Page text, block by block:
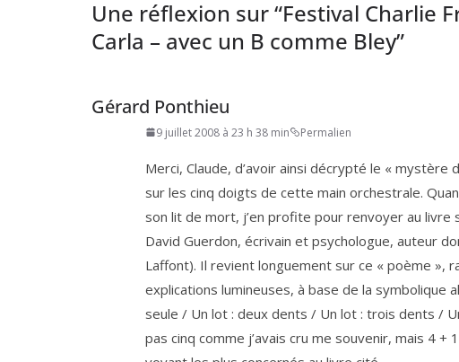
Une réflexion sur “Festival Charlie
Carla – avec un B comme Bley”
Gérard Ponthieu
9 juillet 2008 à 23 h 38 min Permalien
Merci, Claude, d’a­voir ain­si décryp­té le «
sur les cinq doigts de cette main orches­trale.
son lit de mort, j’en pro­fite pour ren­voyer au livre
David Guerdon, écri­vain et psy­cho­logue, auteur
Laffont). Il revient lon­gue­ment sur ce « poème »,
expli­ca­tions lumi­neuses, à base de la sym­bo­lique
seule /​ Un lot : deux dents /​ Un lot : trois dents /​
pas cinq comme j’a­vais cru me sou­ve­nir, mais 4 + 1